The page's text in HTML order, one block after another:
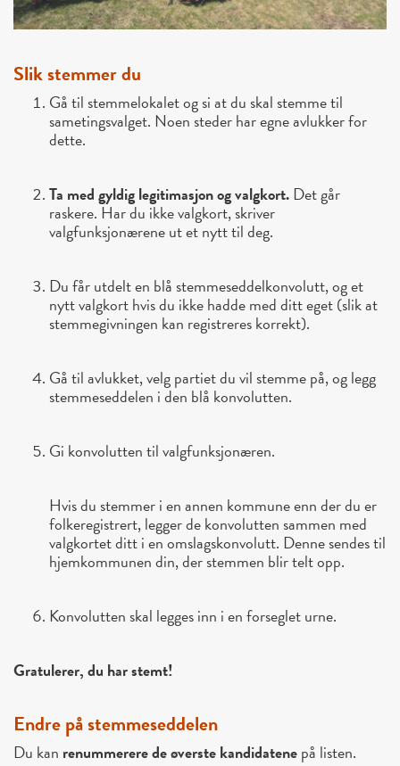
Slik stemmer du
Gå til stemmelokaletog si at du skal stemme til
sametingsvalget. Noen steder har egne avlukker for
dette.
Ta med gyldig legitimasjon og valgkort.Det går
raskere. Har du ikke valgkort, skriver
valgfunksjonærene ut et nytt til deg.
Du får utdelt en blå stemmeseddelkonvolutt, og et
nytt valgkort hvis du ikke hadde med ditt eget (slik at
stemmegivningen kan registreres korrekt).
Gå til avlukket, velg partiet du vil stemme på, og legg
stemmeseddelen i den blå konvolutten.
Gi konvolutten til valgfunksjonæren.
Hvis du stemmer i en annen kommune enn der du er
folkeregistrert, legger de konvolutten sammen med
valgkortet ditt i en omslagskonvolutt. Denne sendes til
hjemkommunen din, der stemmen blir telt opp.
Konvolutten skal legges inn i en forseglet urne.
Gratulerer, du har stemt!
Endre på stemmeseddelen
Du kan renummerere de øverste kandidatenepå listen.